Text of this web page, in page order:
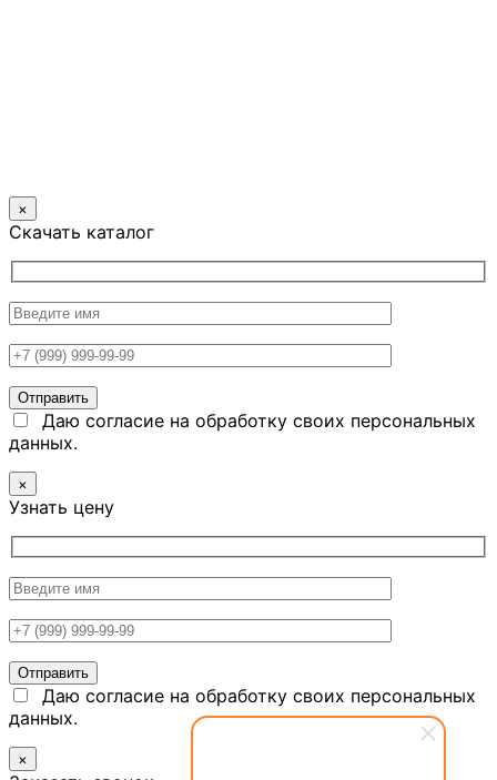
×
Скачать каталог
Даю согласие на обработку своих персональных
данных.
×
Узнать цену
Даю согласие на обработку своих персональных
данных.
×